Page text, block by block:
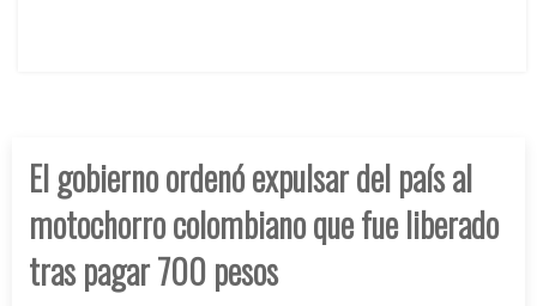
El gobierno ordenó expulsar del país al
motochorro colombiano que fue liberado
tras pagar 700 pesos